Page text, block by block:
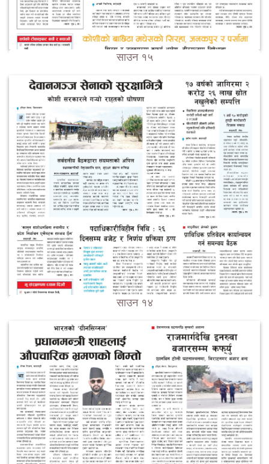
साउन १५
साउन १४